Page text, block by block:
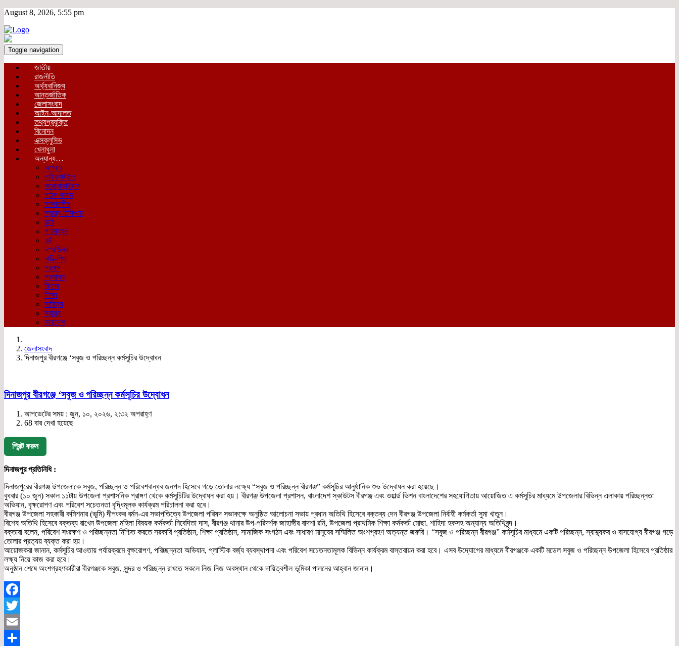
August 8, 2026, 5:55 pm
Toggle navigation
জাতীয়
রাজনীতি
অর্থ্যবানিজ্য
আন্তর্জাতিক
জেলাসংবাদ
আইন-আদালত
তথ্যপ্রযুক্তি
বিনোদন
এক্সক্লুসিভ
খেলাধুলা
অন্যান্য…
অপরাধ
লাইফস্টাইল
করোনাভাইরাস
পাঠক কলাম
সম্পাদকীয়
স্বাস্থ্য-চিকিৎসা
কৃষি
গণমাধ্যম
ধর্ম
নগরজিবন
নারি-শিশু
প্রবাস
প্রশাসন
ফিচার
শিক্ষা
সাহিত্য
স্বাস্থ্য
সারাদেশ
জেলাসংবাদ
দিনাজপুর বীরগঞ্জে ‘সবুজ ও পরিচ্ছন্ন কর্মসূচির উদ্বোধন
দিনাজপুর বীরগঞ্জে ‘সবুজ ও পরিচ্ছন্ন কর্মসূচির উদ্বোধন
আপডেটের সময় : জুন, ১০, ২০২৬, ২:৩২ অপরাহ্ণ
68 বার দেখা হয়েছে
প্রিন্ট করুন
দিনাজপুর প্রতিনিধি :
দিনাজপুরের বীরগঞ্জ উপজেলাকে সবুজ, পরিচ্ছন্ন ও পরিবেশবান্ধব জনপদ হিসেবে গড়ে তোলার লক্ষ্যে “সবুজ ও পরিচ্ছন্ন বীরগঞ্জ” কর্মসূচির আনুষ্ঠানিক শুভ উদ্বোধন করা হয়েছে।
বুধবার (১০ জুন) সকাল ১১টায় উপজেলা প্রশাসনিক প্রাঙ্গণ থেকে কর্মসূচিটির উদ্বোধন করা হয়। বীরগঞ্জ উপজেলা প্রশাসন, বাংলাদেশ স্কাউটস বীরগঞ্জ এবং ওয়ার্ল্ড ভিশন বাংলাদেশের সহযোগিতায় আয়োজিত এ কর্মসূচির মাধ্যমে উপজেলার বিভিন্ন এলাকায় পরিচ্ছন্নতা
অভিযান, বৃক্ষরোপণ এবং পরিবেশ সচেতনতা বৃদ্ধিমূলক কার্যক্রম পরিচালনা করা হবে।
বীরগঞ্জ উপজেলা সহকারী কমিশনার (ভূমি) দীপংকর বর্মন-এর সভাপতিত্বে উপজেলা পরিষদ সভাকক্ষে অনুষ্ঠিত আলোচনা সভায় প্রধান অতিথি হিসেবে বক্তব্য দেন বীরগঞ্জ উপজেলা নির্বাহী কর্মকর্তা সুমা খাতুন।
বিশেষ অতিথি হিসেবে বক্তব্য রাখেন উপজেলা মহিলা বিষয়ক কর্মকর্তা নিবেদিতা দাস, বীরগঞ্জ থানার উপ-পরিদর্শক জাহাঙ্গীর বাদশা রনি, উপজেলা প্রাথমিক শিক্ষা কর্মকর্তা মোছা. শাহিদা হকসহ অন্যান্য অতিথিবৃন্দ।
বক্তারা বলেন, পরিবেশ সংরক্ষণ ও পরিচ্ছন্নতা নিশ্চিত করতে সরকারি প্রতিষ্ঠান, শিক্ষা প্রতিষ্ঠান, সামাজিক সংগঠন এবং সাধারণ মানুষের সম্মিলিত অংশগ্রহণ অত্যন্ত জরুরি। “সবুজ ও পরিচ্ছন্ন বীরগঞ্জ” কর্মসূচির মাধ্যমে একটি পরিচ্ছন্ন, স্বাস্থ্যকর ও বাসযোগ্য বীরগঞ্জ গড়ে
তোলার প্রত্যয় ব্যক্ত করা হয়।
আয়োজকরা জানান, কর্মসূচির আওতায় পর্যায়ক্রমে বৃক্ষরোপণ, পরিচ্ছন্নতা অভিযান, প্লাস্টিক বর্জ্য ব্যবস্থাপনা এবং পরিবেশ সচেতনতামূলক বিভিন্ন কার্যক্রম বাস্তবায়ন করা হবে। এসব উদ্যোগের মাধ্যমে বীরগঞ্জকে একটি মডেল সবুজ ও পরিচ্ছন্ন উপজেলা হিসেবে প্রতিষ্ঠার
লক্ষ্য নিয়ে কাজ করা হবে।
অনুষ্ঠান শেষে অংশগ্রহণকারীরা বীরগঞ্জকে সবুজ, সুন্দর ও পরিচ্ছন্ন রাখতে সকলে নিজ নিজ অবস্থান থেকে দায়িত্বশীল ভূমিকা পালনের আহ্বান জানান।
Facebook
Twitter
Email